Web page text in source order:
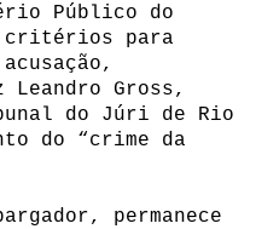
Público do
critérios para
Gross,
do Júri de Rio
do “crime da
permanece